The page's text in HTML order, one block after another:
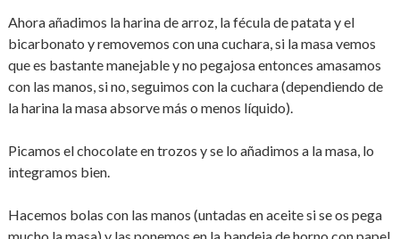
Ahora añadimos la harina de arroz, la fécula de patata y el
bicarbonato y removemos con una cuchara, si la masa vemos
que es bastante manejable y no pegajosa entonces amasamos
con las manos, si no, seguimos con la cuchara (dependiendo de
la harina la masa absorve más o menos líquido).
Picamos el chocolate en trozos y se lo añadimos a la masa, lo
integramos bien.
Hacemos bolas con las manos (untadas en aceite si se os pega